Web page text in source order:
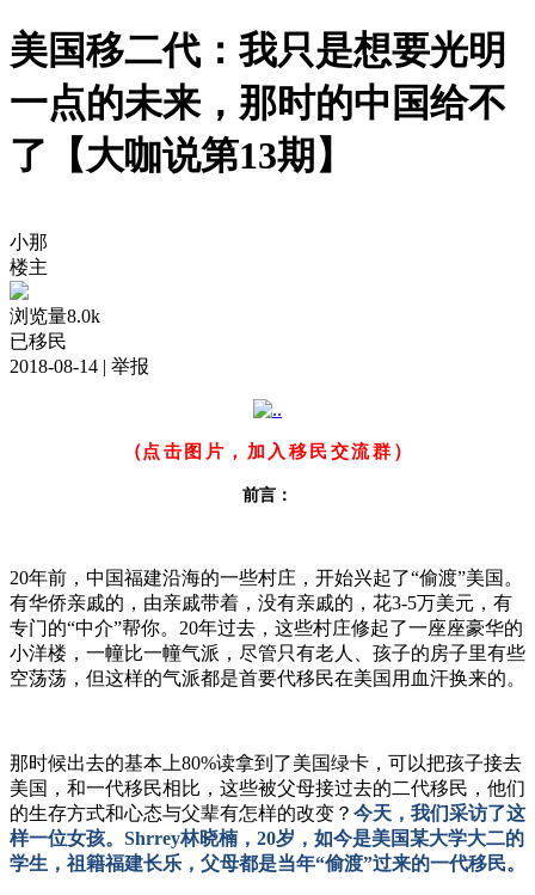
美国移二代：我只是想要光明
一点的未来，那时的中国给不
了【大咖说第13期】
小那
楼主
浏览量8.0k
已移民
2018-08-14 | 举报
（点击图片，加入移民交流群 ）
前言：
20年前，中国福建沿海的一些村庄，开始兴起了“偷渡”美国。
有华侨亲戚的，由亲戚带着，没有亲戚的，花3-5万美元，有
专门的“中介”帮你。20年过去，这些村庄修起了一座座豪华的
小洋楼，一幢比一幢气派，尽管只有老人、孩子的房子里有些
空荡荡，但这样的气派都是首要代移民在美国用血汗换来的。
那时候出去的基本上80%读拿到了美国绿卡，可以把孩子接去
美国，和一代移民相比，这些被父母接过去的二代移民，他们
的生存方式和心态与父辈有怎样的改变？ 今天，我们采访了这
样一位女孩。Shrrey林晓楠，20岁，如今是美国某大学大二的
学生，祖籍福建长乐，父母都是当年“偷渡”过来的一代移民。